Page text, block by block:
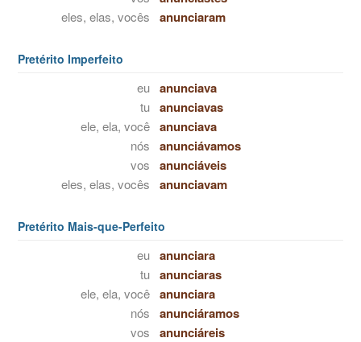
eles, elas, vocês anunciaram
Pretérito Imperfeito
eu anunciava
tu anunciavas
ele, ela, você anunciava
nós anunciávamos
vos anunciáveis
eles, elas, vocês anunciavam
Pretérito Mais-que-Perfeito
eu anunciara
tu anunciaras
ele, ela, você anunciara
nós anunciáramos
vos anunciáreis